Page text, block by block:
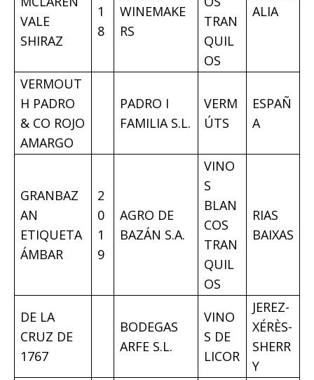
VALE
SHIRAZ
1
8
WINEMAKE
RS
TRAN
QUIL
OS
ALIA
VERMOUT
H PADRO
& CO ROJO
AMARGO
PADRO I
FAMILIA S.L.
VERM
ÚTS
ESPAÑ
A
GRANBAZ
AN
ETIQUETA
ÁMBAR
2
0
1
9
AGRO DE
BAZÁN S.A.
VINO
S
BLAN
COS
TRAN
QUIL
OS
RIAS
BAIXAS
DE LA
CRUZ DE
1767
BODEGAS
ARFE S.L.
VINO
S DE
LICOR
JEREZ-
XÉRÈS-
SHERR
Y